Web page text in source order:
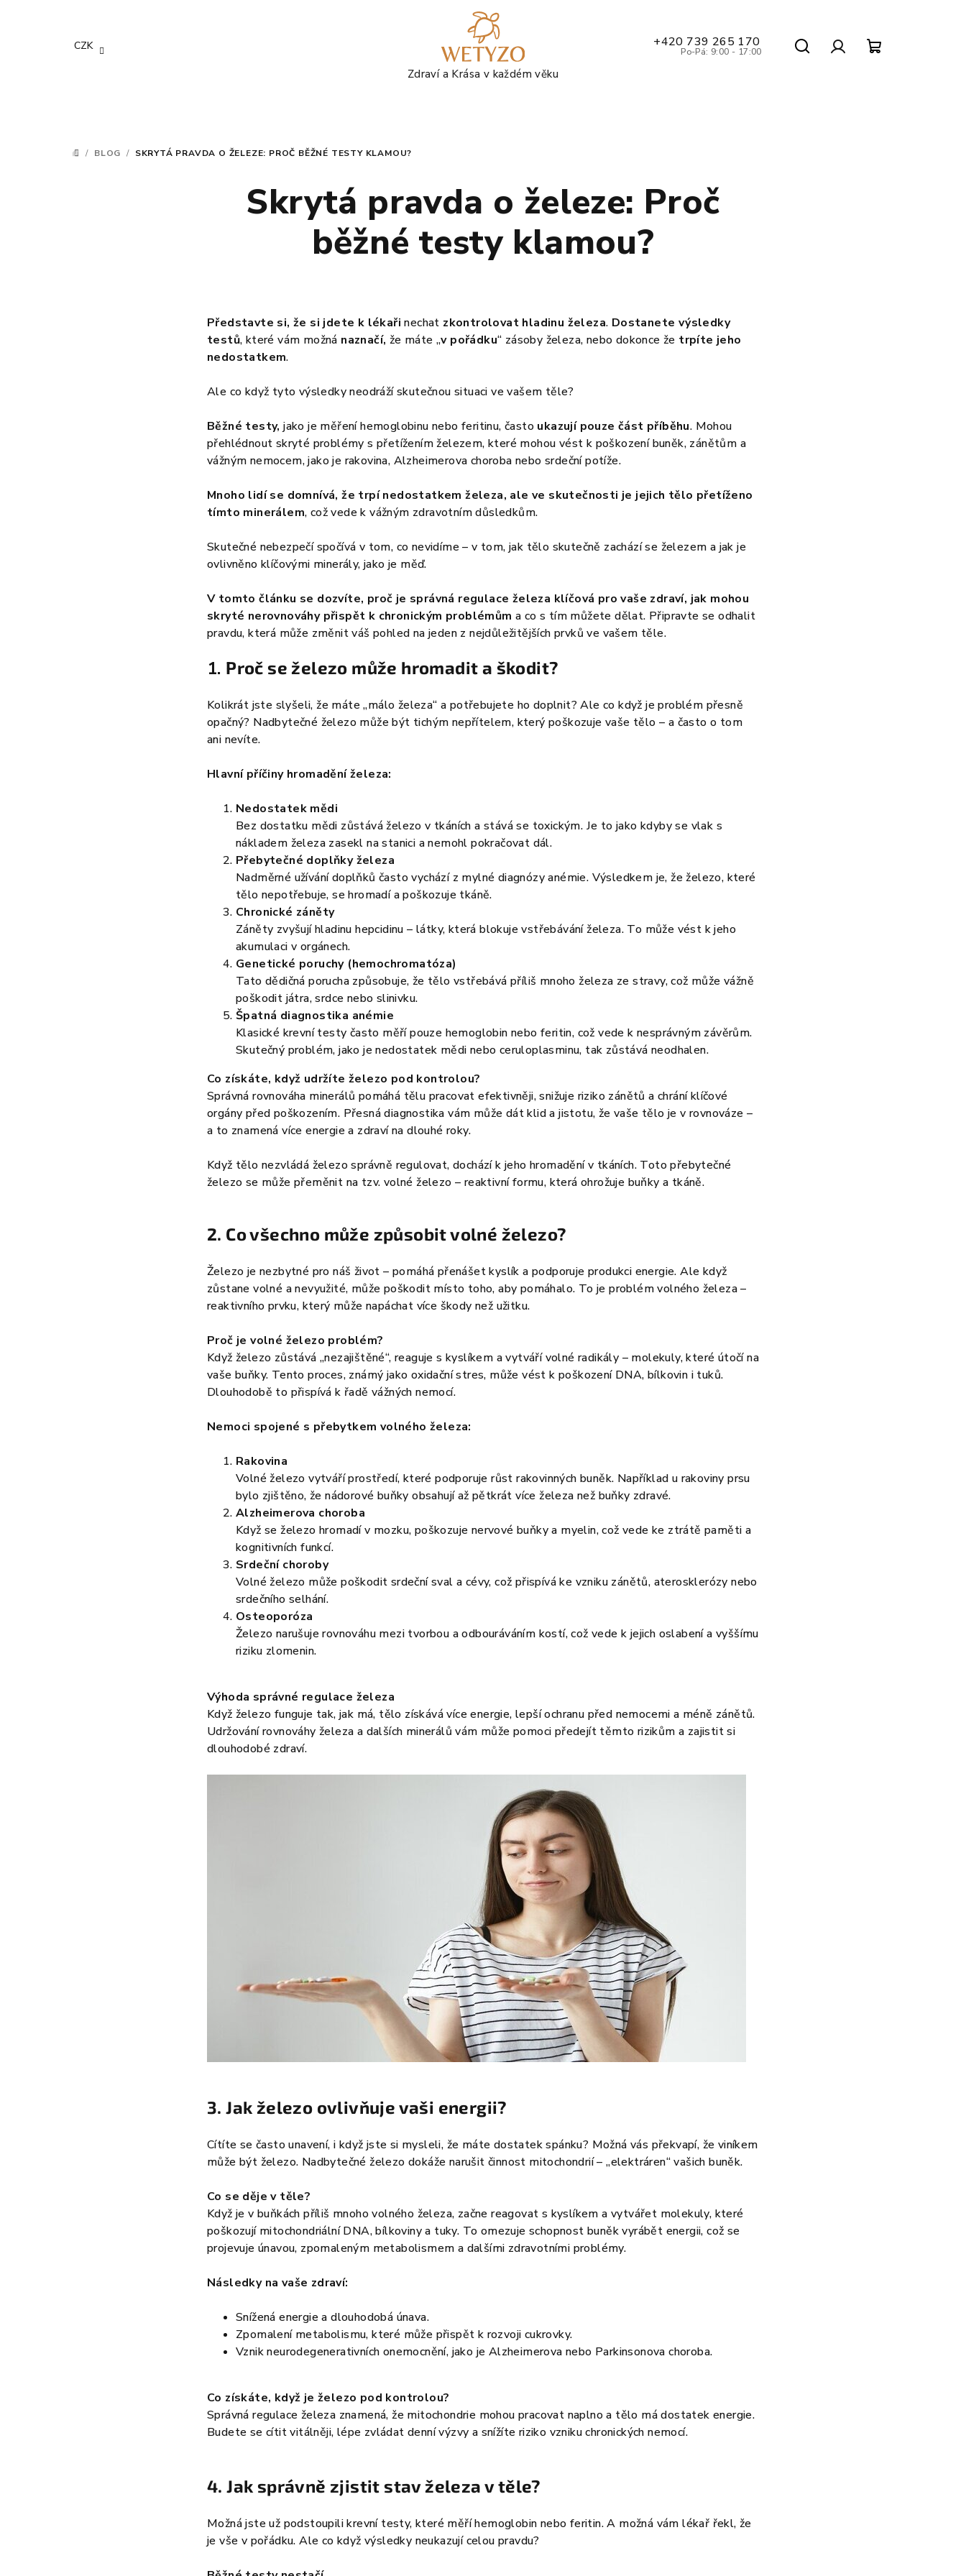
CZK +420 739 265 170
Po-Pá: 9:00 - 17:00
DOMŮ
/ BLOG / SKRYTÁ PRAVDA O ŽELEZE: PROČ BĚŽNÉ TESTY KLAMOU?
Skrytá pravda o železe: Proč
běžné testy klamou?
Představte si, že si jdete k lékaři nechat zkontrolovat hladinu železa. Dostanete výsledky
testů, které vám možná naznačí, že máte „v pořádku“ zásoby železa, nebo dokonce že trpíte jeho
nedostatkem.
Ale co když tyto výsledky neodráží skutečnou situaci ve vašem těle?
Běžné testy, jako je měření hemoglobinu nebo feritinu, často ukazují pouze část příběhu. Mohou
přehlédnout skryté problémy s přetížením železem, které mohou vést k poškození buněk, zánětům a
vážným nemocem, jako je rakovina, Alzheimerova choroba nebo srdeční potíže.
Mnoho lidí se domnívá, že trpí nedostatkem železa, ale ve skutečnosti je jejich tělo přetíženo
tímto minerálem, což vede k vážným zdravotním důsledkům.
Skutečné nebezpečí spočívá v tom, co nevidíme – v tom, jak tělo skutečně zachází se železem a jak je
ovlivněno klíčovými minerály, jako je měď.
V tomto článku se dozvíte, proč je správná regulace železa klíčová pro vaše zdraví, jak mohou
skryté nerovnováhy přispět k chronickým problémům a co s tím můžete dělat. Připravte se odhalit
pravdu, která může změnit váš pohled na jeden z nejdůležitějších prvků ve vašem těle.
1. Proč se železo může hromadit a škodit?
Kolikrát jste slyšeli, že máte „málo železa“ a potřebujete ho doplnit? Ale co když je problém přesně
opačný? Nadbytečné železo může být tichým nepřítelem, který poškozuje vaše tělo – a často o tom
ani nevíte.
Hlavní příčiny hromadění železa:
Nedostatek mědi
Bez dostatku mědi zůstává železo v tkáních a stává se toxickým. Je to jako kdyby se vlak s
nákladem železa zasekl na stanici a nemohl pokračovat dál.
Přebytečné doplňky železa
Nadměrné užívání doplňků často vychází z mylné diagnózy anémie. Výsledkem je, že železo, které
tělo nepotřebuje, se hromadí a poškozuje tkáně.
Chronické záněty
Záněty zvyšují hladinu hepcidinu – látky, která blokuje vstřebávání železa. To může vést k jeho
akumulaci v orgánech.
Genetické poruchy (hemochromatóza)
Tato dědičná porucha způsobuje, že tělo vstřebává příliš mnoho železa ze stravy, což může vážně
poškodit játra, srdce nebo slinivku.
Špatná diagnostika anémie
Klasické krevní testy často měří pouze hemoglobin nebo feritin, což vede k nesprávným závěrům.
Skutečný problém, jako je nedostatek mědi nebo ceruloplasminu, tak zůstává neodhalen.
Co získáte, když udržíte železo pod kontrolou?
Správná rovnováha minerálů pomáhá tělu pracovat efektivněji, snižuje riziko zánětů a chrání klíčové
orgány před poškozením. Přesná diagnostika vám může dát klid a jistotu, že vaše tělo je v rovnováze –
a to znamená více energie a zdraví na dlouhé roky.
Když tělo nezvládá železo správně regulovat, dochází k jeho hromadění v tkáních. Toto přebytečné
železo se může přeměnit na tzv. volné železo – reaktivní formu, která ohrožuje buňky a tkáně.
2. Co všechno může způsobit volné železo?
Železo je nezbytné pro náš život – pomáhá přenášet kyslík a podporuje produkci energie. Ale když
zůstane volné a nevyužité, může poškodit místo toho, aby pomáhalo. To je problém volného železa –
reaktivního prvku, který může napáchat více škody než užitku.
Proč je volné železo problém?
Když železo zůstává „nezajištěné“, reaguje s kyslíkem a vytváří volné radikály – molekuly, které útočí na
vaše buňky. Tento proces, známý jako oxidační stres, může vést k poškození DNA, bílkovin i tuků.
Dlouhodobě to přispívá k řadě vážných nemocí.
Nemoci spojené s přebytkem volného železa:
Rakovina
Volné železo vytváří prostředí, které podporuje růst rakovinných buněk. Například u rakoviny prsu
bylo zjištěno, že nádorové buňky obsahují až pětkrát více železa než buňky zdravé.
Alzheimerova choroba
Když se železo hromadí v mozku, poškozuje nervové buňky a myelin, což vede ke ztrátě paměti a
kognitivních funkcí.
Srdeční choroby
Volné železo může poškodit srdeční sval a cévy, což přispívá ke vzniku zánětů, aterosklerózy nebo
srdečního selhání.
Osteoporóza
Železo narušuje rovnováhu mezi tvorbou a odbouráváním kostí, což vede k jejich oslabení a vyššímu
riziku zlomenin.
Výhoda správné regulace železa
Když železo funguje tak, jak má, tělo získává více energie, lepší ochranu před nemocemi a méně zánětů.
Udržování rovnováhy železa a dalších minerálů vám může pomoci předejít těmto rizikům a zajistit si
dlouhodobé zdraví.
3. Jak železo ovlivňuje vaši energii?
Cítíte se často unavení, i když jste si mysleli, že máte dostatek spánku? Možná vás překvapí, že viníkem
může být železo. Nadbytečné železo dokáže narušit činnost mitochondrií – „elektráren“ vašich buněk.
Co se děje v těle?
Když je v buňkách příliš mnoho volného železa, začne reagovat s kyslíkem a vytvářet molekuly, které
poškozují mitochondriální DNA, bílkoviny a tuky. To omezuje schopnost buněk vyrábět energii, což se
projevuje únavou, zpomaleným metabolismem a dalšími zdravotními problémy.
Následky na vaše zdraví:
Snížená energie a dlouhodobá únava.
Zpomalení metabolismu, které může přispět k rozvoji cukrovky.
Vznik neurodegenerativních onemocnění, jako je Alzheimerova nebo Parkinsonova choroba.
Co získáte, když je železo pod kontrolou?
Správná regulace železa znamená, že mitochondrie mohou pracovat naplno a tělo má dostatek energie.
Budete se cítit vitálněji, lépe zvládat denní výzvy a snížíte riziko vzniku chronických nemocí.
4. Jak správně zjistit stav železa v těle?
Možná jste už podstoupili krevní testy, které měří hemoglobin nebo feritin. A možná vám lékař řekl, že
je vše v pořádku. Ale co když výsledky neukazují celou pravdu?